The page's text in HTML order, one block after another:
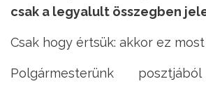
csak a legyalult összegben
Csak hogy értsük: akkor ez
Polgármesterünk